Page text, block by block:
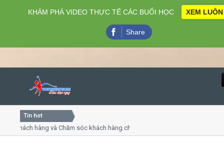
Close
Tin hot
hàng và Chăm sóc khách hàng chuyên nghiệp
KHÁM PHÁ VIDEO THỰC TẾ CÁC BUỔI HỌC XEM LUÔN
Share